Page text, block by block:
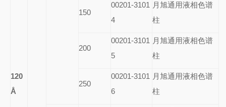
120
Å
150
00201-3101
4
月旭通用液相色谱
柱
200
00201-3101
5
月旭通用液相色谱
柱
250
00201-3101
6
月旭通用液相色谱
柱